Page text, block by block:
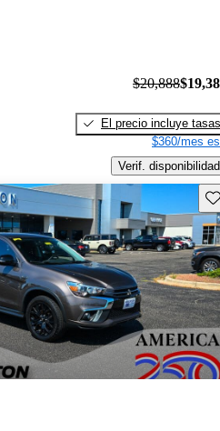
$20,888
El precio incluye tasas
$360/mes
Verif. disponibilidad